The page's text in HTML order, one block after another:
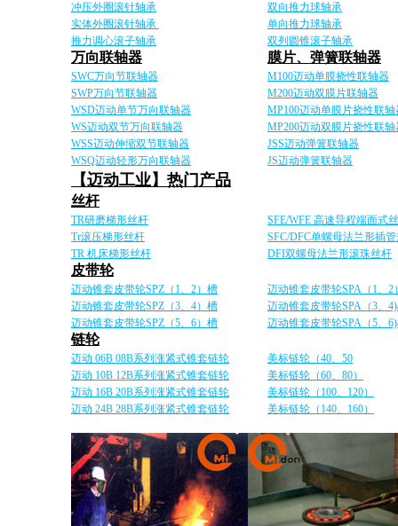
冲压外圈滚针轴承
双向推力球轴承
实体外圈滚针轴承
单向推力球轴承
推力调心滚子轴承
双列圆锥滚子轴承
万向联轴器 膜片、弹簧联轴器
SWC万向节联轴器
M100迈动单膜挠性联轴器
SWP万向节联轴器
M200迈动双膜片联轴器
WSD迈动单节万向联轴器
MP100迈动单膜片挠性联轴
WS迈动双节万向联轴器
MP200迈动双膜片挠性联轴
WSS迈动伸缩双节联轴器
JSS迈动弹簧联轴器
WSQ迈动轻形万向联轴器
JS迈动弹簧联轴器
【迈动工业】热门产品
丝杆
TR研磨梯形丝杆
SFE/WFE 高速导程端面式
Tr滚压梯形丝杆
SFC/DFC单螺母法兰形插
TR 机床梯形丝杆
DFI双螺母法兰形滚珠丝杆
皮带轮
迈动锥套皮带轮SPZ（1、2）槽
迈动锥套皮带轮SPA（1、2
迈动锥套皮带轮SPZ（3、4）槽
迈动锥套皮带轮SPA（3、
迈动锥套皮带轮SPZ（5、6）槽
迈动锥套皮带轮SPA（5、
链轮
迈动 06B 08B系列涨紧式锥套链轮
美标链轮（40、50
迈动 10B 12B系列涨紧式锥套链轮
美标链轮（60、80）
迈动 16B 20B系列涨紧式锥套链轮
美标链轮（100、120）
迈动 24B 28B系列涨紧式锥套链轮
美标链轮（140、160）